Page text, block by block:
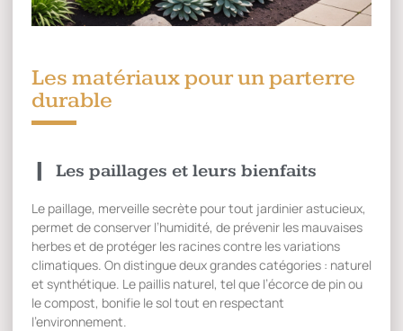
Les matériaux pour un parterre
durable
Les paillages et leurs bienfaits
Le paillage, merveille secrète pour tout jardinier astucieux,
permet de conserver l’humidité, de prévenir les mauvaises
herbes et de protéger les racines contre les variations
climatiques. On distingue deux grandes catégories : naturel
et synthétique. Le paillis naturel, tel que l’écorce de pin ou
le compost, bonifie le sol tout en respectant
l’environnement.